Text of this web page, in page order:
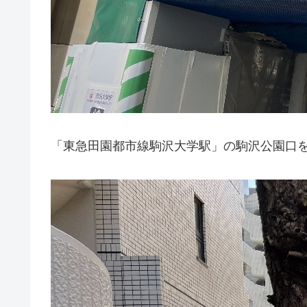
「東急田園都市線駒沢大学駅」の駒沢公園口